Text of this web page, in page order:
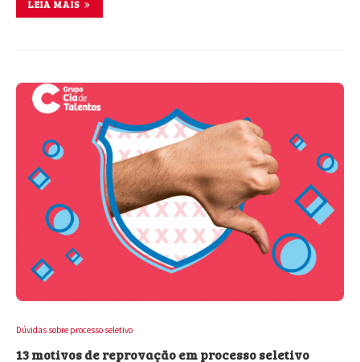
LEIA MAIS
Dúvidas sobre processo seletivo
13 motivos de reprovação em processo seletivo